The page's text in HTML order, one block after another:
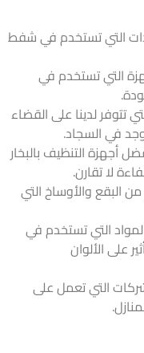
التي تستخدم في شفط
تستخدم في
لدينا على القضاء
السجاد.
التنظيف بالبخار
تقارن.
والأوساخ التي
التي تستخدم في
الألوان
التي تعمل على